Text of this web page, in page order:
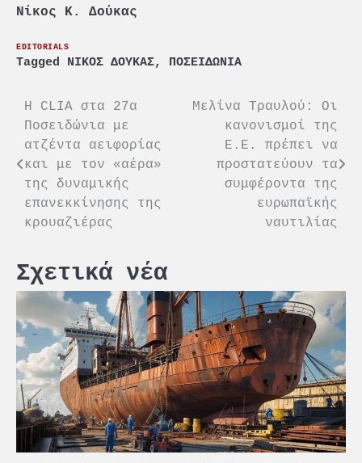
Νίκος Κ. Δούκας
EDITORIALS
Tagged ΝΙΚΟΣ ΔΟΥΚΑΣ, ΠΟΣΕΙΔΩΝΙΑ
Πλοήγηση
άρθρων
Η CLIA στα 27α
Ποσειδώνια με
ατζέντα αειφορίας
και με τον «αέρα»
της δυναμικής
επανεκκίνησης της
κρουαζιέρας
Μελίνα Τραυλού: Οι
κανονισμοί της
Ε.Ε. πρέπει να
προστατεύουν τα
συμφέροντα της
ευρωπαϊκής
ναυτιλίας
Σχετικά νέα